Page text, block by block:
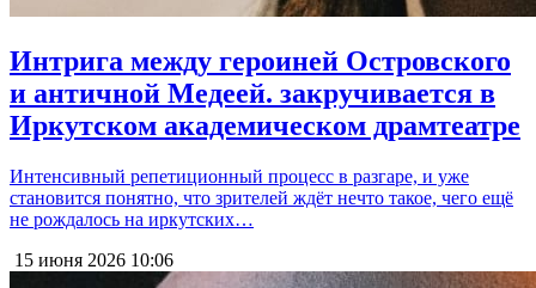
Интрига между героиней Островского
и античной Медеей. закручивается в
Иркутском академическом драмтеатре
Интенсивный репетиционный процесс в разгаре, и уже
становится понятно, что зрителей ждёт нечто такое, чего ещё
не рождалось на иркутских…
15 июня 2026 10:06